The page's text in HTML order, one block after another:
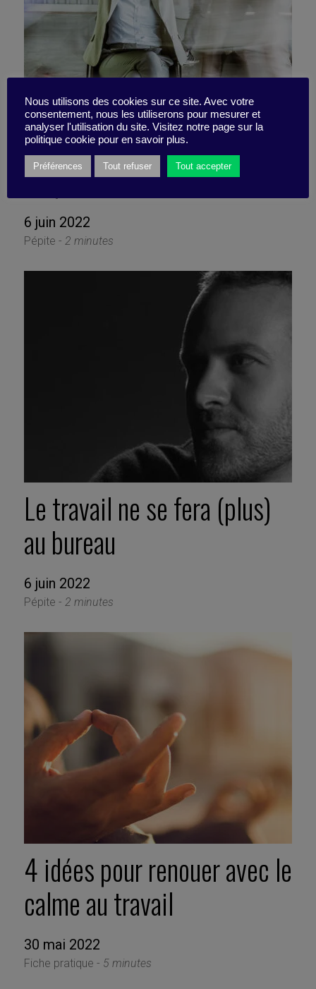
L’agitation optimale, vue de
l’esprit ?
6 juin 2022
Pépite - 2 minutes
Le travail ne se fera (plus)
au bureau
6 juin 2022
Pépite - 2 minutes
4 idées pour renouer avec le
calme au travail
30 mai 2022
Fiche pratique - 5 minutes
Nous utilisons des cookies sur ce site. Avec votre
consentement, nous les utiliserons pour mesurer et
analyser l'utilisation du site. Visitez notre page sur la
politique cookie pour en savoir plus.
Préférences Tout refuser Tout accepter